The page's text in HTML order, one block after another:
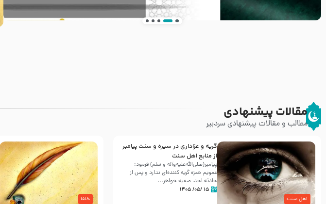
مقالات پیشنهادی
مطالب و مقالات پیشنهادی سردبیر
اهل سنت
گریه و عزاداری در سیره و سنت پیامبر
از منابع اهل سنت
پیامبر(صلی‌الله‌علیه‌وآله و سلم) فرمود:
عمویم حمزه گریه کننده‌ای ندارد و پس از
حادثه احد، صفیه خواهر...
۱۵ /۰۵/ ۱۴۰۵
خلفا